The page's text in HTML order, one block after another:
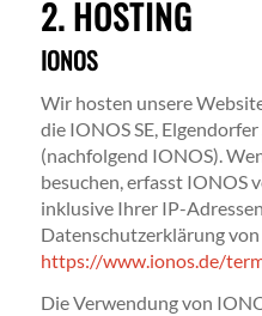
2. HOSTING
IONOS
Wir hosten unsere
die IONOS SE,
(nachfolgend IONOS).
besuchen, erfasst IONOS
inklusive Ihrer IP-
Datenschutzerklärung
https://www.ionos.de/
Die Verwendung von